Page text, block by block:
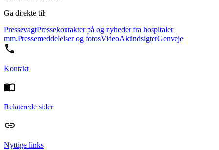
Gå direkte til:
PressevagtPressekontakter på og nyheder fra hospitaler
mm.Pressemeddelelser og fotosVideoAktindsigterGenveje
Kontakt
Relaterede sider
Nyttige links